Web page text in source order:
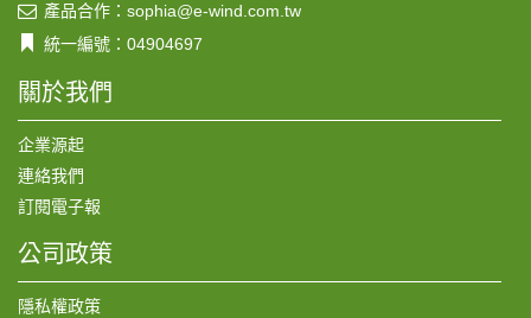
產品合作：sophia@e-wind.com.tw
統一編號：04904697
關於我們
企業源起
連絡我們
訂閱電子報
公司政策
隱私權政策